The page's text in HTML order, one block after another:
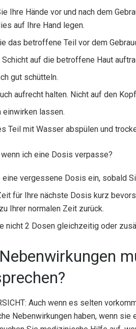
Ihre Hände vor und nach dem
auf Ihre Hand legen.
das betroffene Teil vor dem
Schicht auf die betroffene Haut
gut schütteln.
aufrecht halten. Nicht auf den
einwirken lassen.
Teil mit Wasser abspülen und
ich eine Dosis verpasse?
vergessene Dosis ein, sobald
für Ihre nächste Dosis kurz
Ihrer normalen Zeit zurück.
nicht 2 Dosen gleichzeitig oder
Auch wenn es selten
Nebenwirkungen haben, wenn